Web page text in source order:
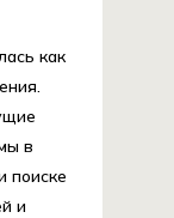
как
в
поиске
и